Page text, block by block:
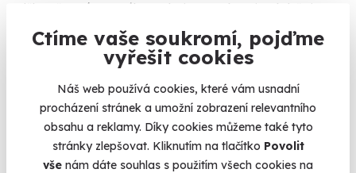
Ctíme vaše soukromí, pojďme
vyřešit cookies
Náš web používá cookies, které vám usnadní
procházení stránek a umožní zobrazení relevantního
obsahu a reklamy. Díky cookies můžeme také tyto
stránky zlepšovat. Kliknutím na tlačítko Povolit
vše nám dáte souhlas s použitím všech cookies na
udělat něco významného. Nebojte se nakoupit, I když si
nejste na 100 % jistí, jestli jste vybrali dobře. Novomanželé si
zážitek můžou zdarma vyměnit za jiný, přesně podle jejich
Naheureka.czmáme
96% spokojenost zákazníků.